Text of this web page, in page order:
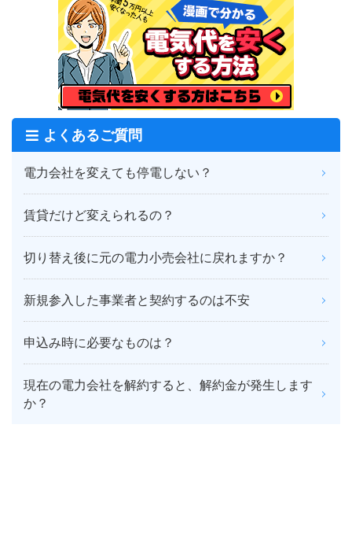
よくあるご質問
電力会社を変えても停電しない？
賃貸だけど変えられるの？
切り替え後に元の電力小売会社に戻れますか？
新規参入した事業者と契約するのは不安
申込み時に必要なものは？
現在の電力会社を解約すると、解約金が発生します
か？